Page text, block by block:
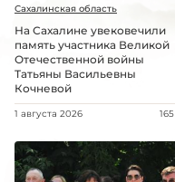
Сахалинская область
На Сахалине увековечили
память участника Великой
Отечественной войны
Татьяны Васильевны
Кочневой
1 августа 2026 165